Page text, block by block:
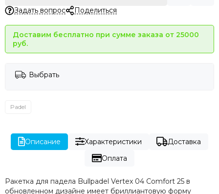
Задать вопрос Поделиться
Доставим бесплатно при сумме заказа от 25000
руб.
Выбрать
Padel
Описание Характеристики
Доставка
Оплата
Ракетка для падела Bullpadel Vertex 04 Comfort 25 в
обновленном дизайне имеет бриллиантовую форму